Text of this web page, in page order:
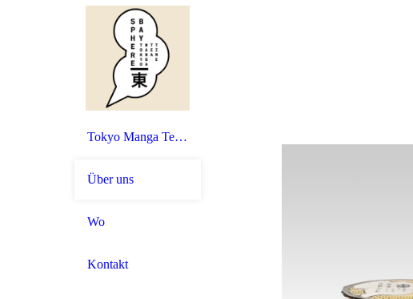
Tokyo Manga Tea Time - Bubble Tea
Über uns
Wo
Kontakt